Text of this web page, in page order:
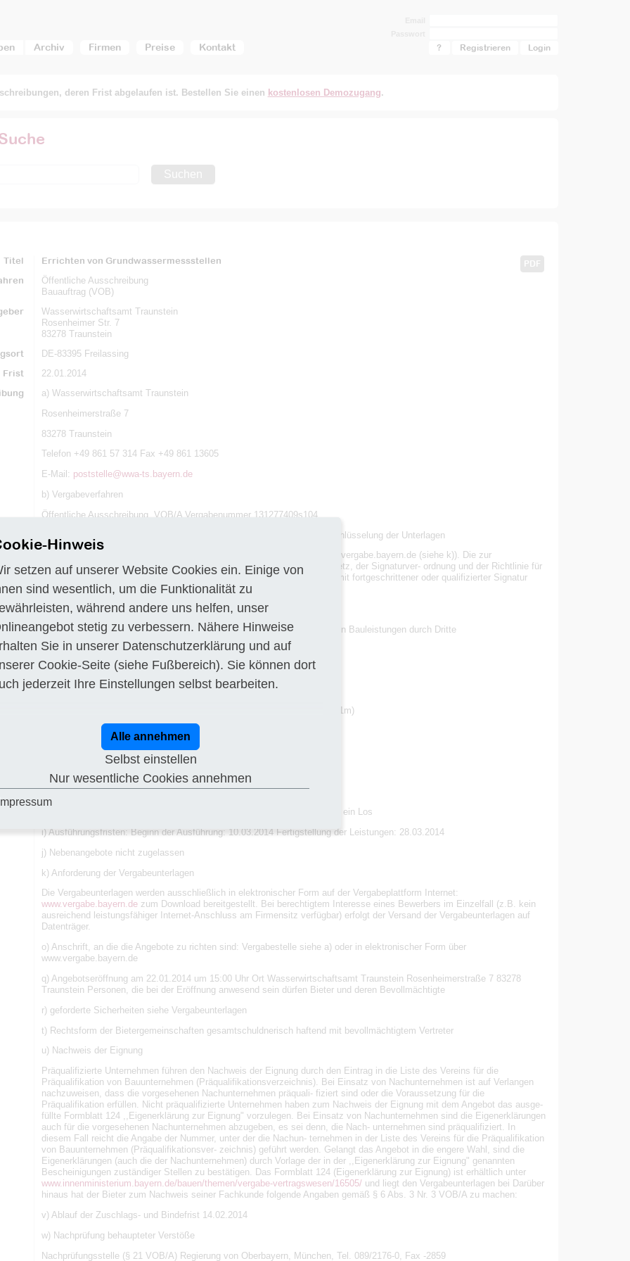
Archiv Firmen Preise Kontakt ? Registrieren
deren Frist abgelaufen ist. Bestellen Sie einen kostenlosen Demozugang.
Suchen
Titel PDF
Errichten von Grundwassermessstellen
Öffentliche Ausschreibung
Bauauftrag (VOB)
Wasserwirtschaftsamt Traunstein
Rosenheimer Str. 7
83278 Traunstein
DE-83395 Freilassing
Frist
22.01.2014
a) Wasserwirtschaftsamt Traunstein
Rosenheimerstraße 7
83278 Traunstein
Telefon +49 861 57 314 Fax +49 861 13605
E-Mail: poststelle@wwa-ts.bayern.de
b) Vergabeverfahren
Öffentliche Ausschreibung, VOB/A Vergabenummer 131277409s104
c) Angaben zum elektronischen Vergabeverfahren und zur Ver- und Entschlüsselung der Unterlagen
Ausschließlich elektronischer Download der Vergabeunterlagen über www.vergabe.bayern.de (siehe k)). Die zur
Verschlüsselung verwendeten Algorithmen entsprechen dem Signaturgesetz, der Signaturver- ordnung und der Richtlinie für
Kryptographische Verfahren des BSI. Elektronische Angebotsabgabe ist mit fortgeschrittener oder qualifizierter Signatur
nach Signaturgesetz zugelassen.
d) Art des Auftrags
Ausführung von Bauleistungen Planung und Ausführung von Bauleistungen Bauleistungen durch Dritte
e) Ort der Ausführung: 83395 Freilassing
f) Art und Umfang der Leistung
Grundwassermessstellen
- Neun Bohrungen im Trockenkernbohrverfahren (Bohrtiefe jeweils ca. 9-11m)
- Ausbau zu Grundwassermessstellen
- Entsanden und Klarpumpen
- Videountersuchung mit Dokumentation zur Abnahme
g) Erbringen von Planungsleistungen nein
h) Aufteilung in Lose nein: ja, Angebote können abgegeben werden nur für ein Los
i) Ausführungsfristen: Beginn der Ausführung: 10.03.2014 Fertigstellung der Leistungen: 28.03.2014
j) Nebenangebote nicht zugelassen
k) Anforderung der Vergabeunterlagen
Die Vergabeunterlagen werden ausschließlich in elektronischer Form auf der Vergabeplattform Internet:
www.vergabe.bayern.dezum Download bereitgestellt. Bei berechtigtem Interesse eines Bewerbers im Einzelfall (z.B. kein
ausreichend leistungsfähiger Internet-Anschluss am Firmensitz verfügbar) erfolgt der Versand der Vergabeunterlagen auf
Datenträger.
o) Anschrift, an die die Angebote zu richten sind: Vergabestelle siehe a) oder in elektronischer Form über
www.vergabe.bayern.de
q) Angebotseröffnung am 22.01.2014 um 15:00 Uhr Ort Wasserwirtschaftsamt Traunstein Rosenheimerstraße 7 83278
Traunstein Personen, die bei der Eröffnung anwesend sein dürfen Bieter und deren Bevollmächtigte
r) geforderte Sicherheiten siehe Vergabeunterlagen
t) Rechtsform der Bietergemeinschaften gesamtschuldnerisch haftend mit bevollmächtigtem Vertreter
u) Nachweis der Eignung
Präqualifizierte Unternehmen führen den Nachweis der Eignung durch den Eintrag in die Liste des Vereins für die
Präqualifikation von Bauunternehmen (Präqualifikationsverzeichnis). Bei Einsatz von Nachunternehmen ist auf Verlangen
nachzuweisen, dass die vorgesehenen Nachunternehmen präquali- fiziert sind oder die Voraussetzung für die
Präqualifikation erfüllen. Nicht präqualifizierte Unternehmen haben zum Nachweis der Eignung mit dem Angebot das ausge-
füllte Formblatt 124 ,,Eigenerklärung zur Eignung" vorzulegen. Bei Einsatz von Nachunternehmen sind die Eigenerklärungen
auch für die vorgesehenen Nachunternehmen abzugeben, es sei denn, die Nach- unternehmen sind präqualifiziert. In
diesem Fall reicht die Angabe der Nummer, unter der die Nachun- ternehmen in der Liste des Vereins für die Präqualifikation
von Bauunternehmen (Präqualifikationsver- zeichnis) geführt werden. Gelangt das Angebot in die engere Wahl, sind die
Eigenerklärungen (auch die der Nachunternehmen) durch Vorlage der in der ,,Eigenerklärung zur Eignung" genannten
Bescheinigungen zuständiger Stellen zu bestätigen. Das Formblatt 124 (Eigenerklärung zur Eignung) ist erhältlich unter
www.innenministerium.bayern.de/bauen/themen/vergabe-vertragswesen/16505/und liegt den Vergabeunterlagen bei Darüber
hinaus hat der Bieter zum Nachweis seiner Fachkunde folgende Angaben gemäß § 6 Abs. 3 Nr. 3 VOB/A zu machen:
v) Ablauf der Zuschlags- und Bindefrist 14.02.2014
w) Nachprüfung behaupteter Verstöße
Nachprüfungsstelle (§ 21 VOB/A) Regierung von Oberbayern, München, Tel. 089/2176-0, Fax -2859
Hinweis
setzen auf unserer Website Cookies ein. Einige von
sind wesentlich, um die Funktionalität zu
während andere uns helfen, unser
stetig zu verbessern. Nähere Hinweise
Sie in unserer Datenschutzerklärung und auf
Cookie-Seite (siehe Fußbereich). Sie können dort
jederzeit Ihre Einstellungen selbst bearbeiten.
Alle annehmen
Selbst einstellen
Nur wesentliche Cookies annehmen
Impressum